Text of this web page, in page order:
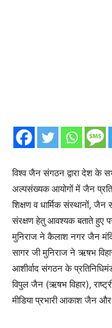
विश्व जैन संगठन द्वारा देश के
अल्पसंख्यक आयोगों में जैन
शिक्षण व धार्मिक संस्थानों,
संरक्षण हेतु आवश्यक बताते हुए
मुनिराज ने कैलाश नगर जैन
सागर जी मुनिराज ने ऋषभ
आशीर्वाद संगठन के
विपुल जैन (ऋषभ विहार),
मीडिया प्रभारी आकाश जैन